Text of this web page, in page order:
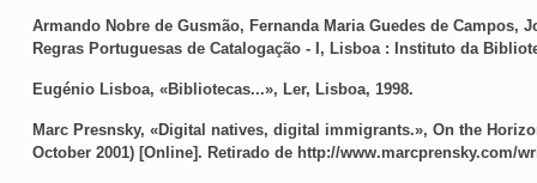
Armando Nobre de Gusmão, Fernanda Maria Guedes de Campos,
Regras Portuguesas de Catalogação - I, Lisboa : Instituto da
Eugénio Lisboa, «Bibliotecas...», Ler, Lisboa, 1998.
Marc Presnsky, «Digital natives, digital immigrants.», On the
October 2001) [Online]. Retirado de http://www.marcprensky.com/